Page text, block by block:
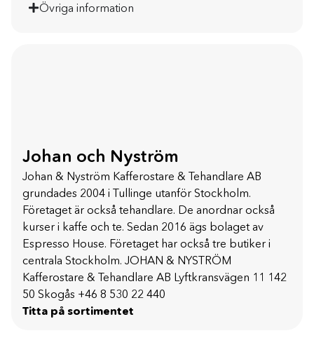
Övriga information
Johan och Nyström
Johan & Nyström Kafferostare & Tehandlare AB
grundades 2004 i Tullinge utanför Stockholm.
Företaget är också tehandlare. De anordnar också
kurser i kaffe och te. Sedan 2016 ägs bolaget av
Espresso House. Företaget har också tre butiker i
centrala Stockholm. JOHAN & NYSTRÖM
Kafferostare & Tehandlare AB Lyftkransvägen 11 142
50 Skogås +46 8 530 22 440
Titta på sortimentet